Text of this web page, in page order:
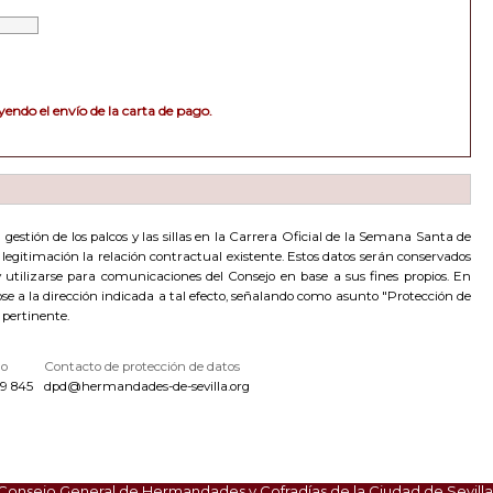
el envío de la carta de pago.
de los palcos y las sillas en la Carrera Oficial de la Semana Santa de
la relación contractual existente. Estos datos serán conservados
para comunicaciones del Consejo en base a sus fines propios. En
a la dirección indicada a tal efecto, señalando como asunto "Protección de
pertinente.
845
Contacto de protección de datos
dpd@hermandades-de-sevilla.org